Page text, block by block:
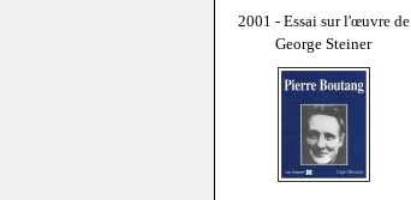
2001 - Essai sur l'œuvre de
George Steiner